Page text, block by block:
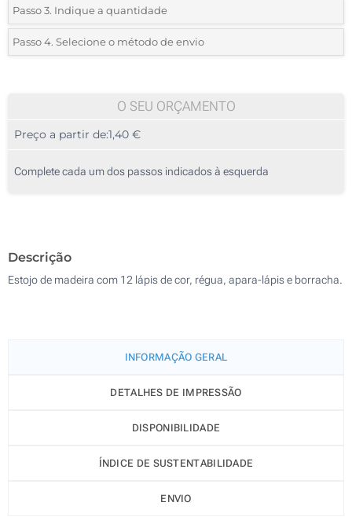
*Selecione o tipo de marcação e as cores do logotipo:
1 Cor (Na frente)
Gravação a laser (Na frente)
Passo 3. Indique a quantidade
*Quantidade mínima:25
50
125
Outra :
Passo 4. Selecione o método de envio
O SEU ORÇAMENTO
Preço a partir de:1,40 €
Complete cada um dos passos indicados à esquerda
Descrição
Estojo de madeira com 12 lápis de cor, régua, apara-lápis e borracha.
INFORMAÇÃO GERAL
DETALHES DE IMPRESSÃO
DISPONIBILIDADE
ÍNDICE DE SUSTENTABILIDADE
ENVIO